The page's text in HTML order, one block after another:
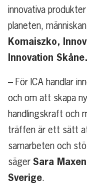
innovativa
planeten,
Komaiszko,
Innovation Skåne.
– För ICA handlar
och om att skapa
handlingskraft och
träffen är ett sätt
samarbeten och
säger Sara
Sverige.